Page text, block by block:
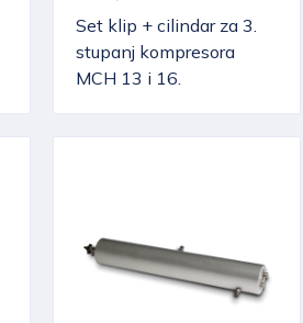
Set klip + cilindar za 3.
stupanj kompresora
MCH 13 i 16.